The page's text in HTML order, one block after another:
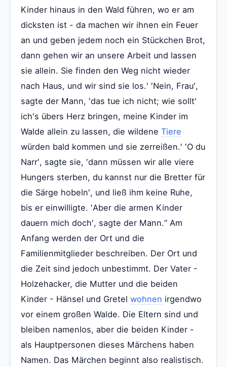
Kinder hinaus in den Wald führen, wo er am
dicksten ist - da machen wir ihnen ein Feuer
an und geben jedem noch ein Stückchen Brot,
dann gehen wir an unsere Arbeit und lassen
sie allein. Sie finden den Weg nicht wieder
nach Haus, und wir sind sie los.′ ′Nein, Frau′,
sagte der Mann, ′das tue ich nicht; wie sollt'
ich's übers Herz bringen, meine Kinder im
Walde allein zu lassen, die wildene Tiere
würden bald kommen und sie zerreißen.′ ′O du
Narr′, sagte sie, ′dann müssen wir alle viere
Hungers sterben, du kannst nur die Bretter für
die Särge hobeln′, und ließ ihm keine Ruhe,
bis er einwilligte. ′Aber die armen Kinder
dauern mich doch′, sagte der Mann.“ Am
Anfang werden der Ort und die
Familienmitglieder beschreiben. Der Ort und
die Zeit sind jedoch unbestimmt. Der Vater -
Holzehacker, die Mutter und die beiden
Kinder - Hänsel und Gretel wohnen irgendwo
vor einem großen Walde. Die Eltern sind und
bleiben namenlos, aber die beiden Kinder -
als Hauptpersonen dieses Märchens haben
Namen. Das Märchen beginnt also realistisch.